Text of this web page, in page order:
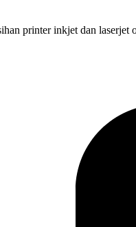
printer inkjet dan